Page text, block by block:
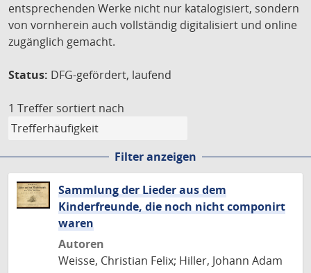
entsprechenden Werke nicht nur katalogisiert, sondern
von vornherein auch vollständig digitalisiert und online
zugänglich gemacht.
Status: DFG-gefördert, laufend
1 Treffer sortiert nach
Filter anzeigen
Sammlung der Lieder aus dem
Kinderfreunde, die noch nicht componirt
waren
Autoren
Weisse, Christian Felix; Hiller, Johann Adam